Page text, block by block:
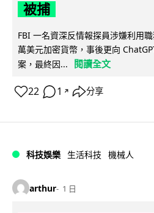
被捕
FBI 一名資深反情報探員涉嫌利用
萬美元加密貨幣，事後更向
案，最終因...
閱讀全文
22 1 ↗ 分享
科技娛樂 生活科技 機械人
arthur 1 日